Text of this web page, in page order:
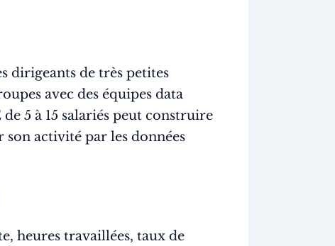
dirigeants de très petites
avec des équipes data
5 à 15 salariés peut construire
activité par les données
heures travaillées, taux de